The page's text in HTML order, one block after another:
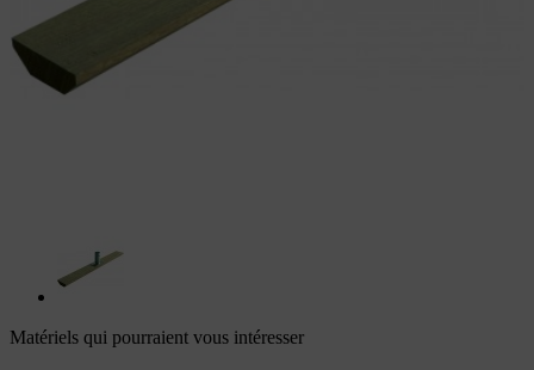
Matériels qui pourraient vous intéresser